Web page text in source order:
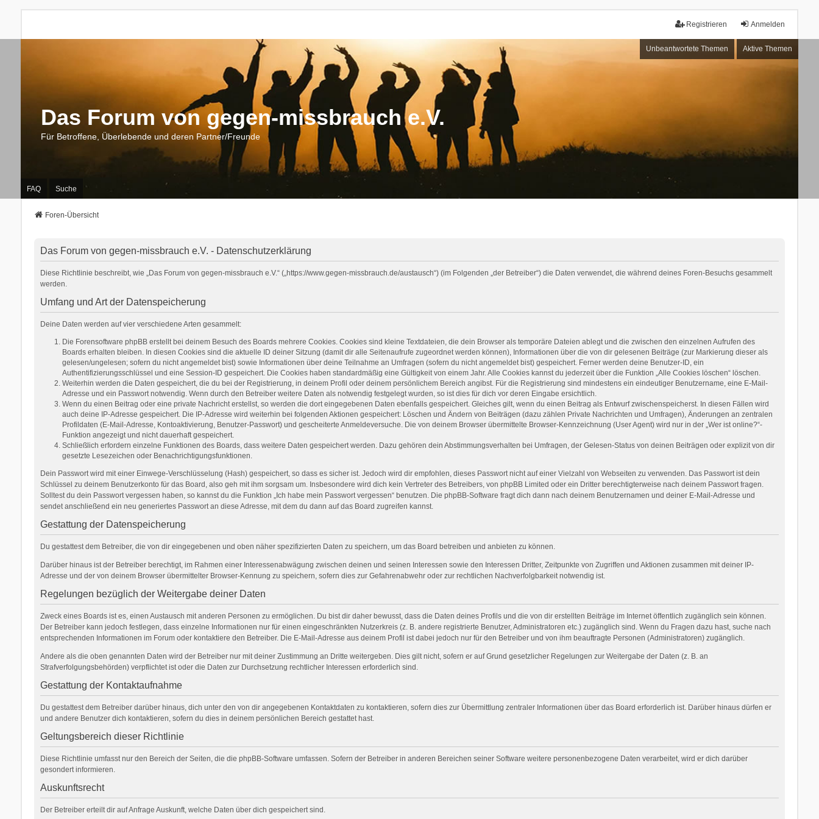
Anmelden
Registrieren
Unbeantwortete Themen Aktive Themen
Das Forum von gegen-missbrauch e.V.
Für Betroffene, Überlebende und deren Partner/Freunde
FAQ Suche
Foren-Übersicht
Das Forum von gegen-missbrauch e.V. - Datenschutzerklärung
Diese Richtlinie beschreibt, wie „Das Forum von gegen-missbrauch e.V.“ („https://www.gegen-missbrauch.de/austausch“) (im Folgenden „der Betreiber“) die Daten verwendet, die während deines Foren-Besuchs gesammelt
werden.
Umfang und Art der Datenspeicherung
Deine Daten werden auf vier verschiedene Arten gesammelt:
Die Forensoftware phpBB erstellt bei deinem Besuch des Boards mehrere Cookies. Cookies sind kleine Textdateien, die dein Browser als temporäre Dateien ablegt und die zwischen den einzelnen Aufrufen des
Boards erhalten bleiben. In diesen Cookies sind die aktuelle ID deiner Sitzung (damit dir alle Seitenaufrufe zugeordnet werden können), Informationen über die von dir gelesenen Beiträge (zur Markierung dieser als
gelesen/ungelesen; sofern du nicht angemeldet bist) sowie Informationen über deine Teilnahme an Umfragen (sofern du nicht angemeldet bist) gespeichert. Ferner werden deine Benutzer-ID, ein
Authentifizierungsschlüssel und eine Session-ID gespeichert. Die Cookies haben standardmäßig eine Gültigkeit von einem Jahr. Alle Cookies kannst du jederzeit über die Funktion „Alle Cookies löschen“ löschen.
Weiterhin werden die Daten gespeichert, die du bei der Registrierung, in deinem Profil oder deinem persönlichem Bereich angibst. Für die Registrierung sind mindestens ein eindeutiger Benutzername, eine E-Mail-
Adresse und ein Passwort notwendig. Wenn durch den Betreiber weitere Daten als notwendig festgelegt wurden, so ist dies für dich vor deren Eingabe ersichtlich.
Wenn du einen Beitrag oder eine private Nachricht erstellst, so werden die dort eingegebenen Daten ebenfalls gespeichert. Gleiches gilt, wenn du einen Beitrag als Entwurf zwischenspeicherst. In diesen Fällen wird
auch deine IP-Adresse gespeichert. Die IP-Adresse wird weiterhin bei folgenden Aktionen gespeichert: Löschen und Ändern von Beiträgen (dazu zählen Private Nachrichten und Umfragen), Änderungen an zentralen
Profildaten (E-Mail-Adresse, Kontoaktivierung, Benutzer-Passwort) und gescheiterte Anmeldeversuche. Die von deinem Browser übermittelte Browser-Kennzeichnung (User Agent) wird nur in der „Wer ist online?“-
Funktion angezeigt und nicht dauerhaft gespeichert.
Schließlich erfordern einzelne Funktionen des Boards, dass weitere Daten gespeichert werden. Dazu gehören dein Abstimmungsverhalten bei Umfragen, der Gelesen-Status von deinen Beiträgen oder explizit von dir
gesetzte Lesezeichen oder Benachrichtigungsfunktionen.
Dein Passwort wird mit einer Einwege-Verschlüsselung (Hash) gespeichert, so dass es sicher ist. Jedoch wird dir empfohlen, dieses Passwort nicht auf einer Vielzahl von Webseiten zu verwenden. Das Passwort ist dein
Schlüssel zu deinem Benutzerkonto für das Board, also geh mit ihm sorgsam um. Insbesondere wird dich kein Vertreter des Betreibers, von phpBB Limited oder ein Dritter berechtigterweise nach deinem Passwort fragen.
Solltest du dein Passwort vergessen haben, so kannst du die Funktion „Ich habe mein Passwort vergessen“ benutzen. Die phpBB-Software fragt dich dann nach deinem Benutzernamen und deiner E-Mail-Adresse und
sendet anschließend ein neu generiertes Passwort an diese Adresse, mit dem du dann auf das Board zugreifen kannst.
Gestattung der Datenspeicherung
Du gestattest dem Betreiber, die von dir eingegebenen und oben näher spezifizierten Daten zu speichern, um das Board betreiben und anbieten zu können.
Darüber hinaus ist der Betreiber berechtigt, im Rahmen einer Interessenabwägung zwischen deinen und seinen Interessen sowie den Interessen Dritter, Zeitpunkte von Zugriffen und Aktionen zusammen mit deiner IP-
Adresse und der von deinem Browser übermittelter Browser-Kennung zu speichern, sofern dies zur Gefahrenabwehr oder zur rechtlichen Nachverfolgbarkeit notwendig ist.
Regelungen bezüglich der Weitergabe deiner Daten
Zweck eines Boards ist es, einen Austausch mit anderen Personen zu ermöglichen. Du bist dir daher bewusst, dass die Daten deines Profils und die von dir erstellten Beiträge im Internet öffentlich zugänglich sein können.
Der Betreiber kann jedoch festlegen, dass einzelne Informationen nur für einen eingeschränkten Nutzerkreis (z. B. andere registrierte Benutzer, Administratoren etc.) zugänglich sind. Wenn du Fragen dazu hast, suche nach
entsprechenden Informationen im Forum oder kontaktiere den Betreiber. Die E-Mail-Adresse aus deinem Profil ist dabei jedoch nur für den Betreiber und von ihm beauftragte Personen (Administratoren) zugänglich.
Andere als die oben genannten Daten wird der Betreiber nur mit deiner Zustimmung an Dritte weitergeben. Dies gilt nicht, sofern er auf Grund gesetzlicher Regelungen zur Weitergabe der Daten (z. B. an
Strafverfolgungsbehörden) verpflichtet ist oder die Daten zur Durchsetzung rechtlicher Interessen erforderlich sind.
Gestattung der Kontaktaufnahme
Du gestattest dem Betreiber darüber hinaus, dich unter den von dir angegebenen Kontaktdaten zu kontaktieren, sofern dies zur Übermittlung zentraler Informationen über das Board erforderlich ist. Darüber hinaus dürfen er
und andere Benutzer dich kontaktieren, sofern du dies in deinem persönlichen Bereich gestattet hast.
Geltungsbereich dieser Richtlinie
Diese Richtlinie umfasst nur den Bereich der Seiten, die die phpBB-Software umfassen. Sofern der Betreiber in anderen Bereichen seiner Software weitere personenbezogene Daten verarbeitet, wird er dich darüber
gesondert informieren.
Auskunftsrecht
Der Betreiber erteilt dir auf Anfrage Auskunft, welche Daten über dich gespeichert sind.